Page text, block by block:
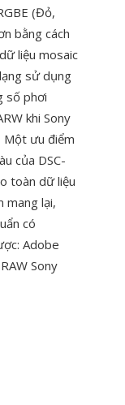
(Đỏ,
bằng cách
liệu mosaic
sử dụng
số phơi
khi Sony
Một ưu điểm
của DSC-
toàn dữ liệu
mang lại,
có
Adobe
Sony